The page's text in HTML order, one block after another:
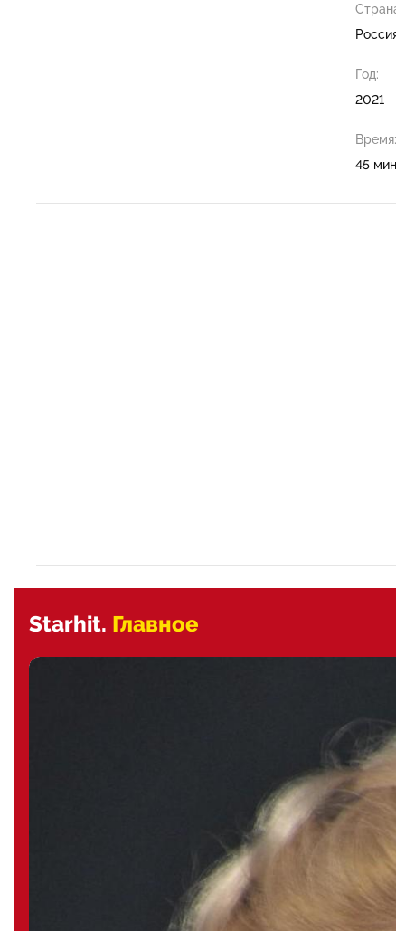
Год:
2021
Время:
45 мин
Starhit. Главное